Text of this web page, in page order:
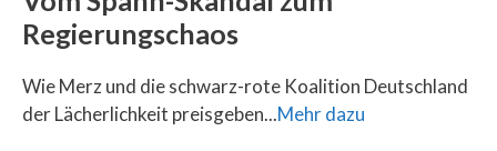
Regierungschaos
Wie Merz und die schwarz-rote Koalition Deutschland
der Lächerlichkeit preisgeben...Mehr dazu